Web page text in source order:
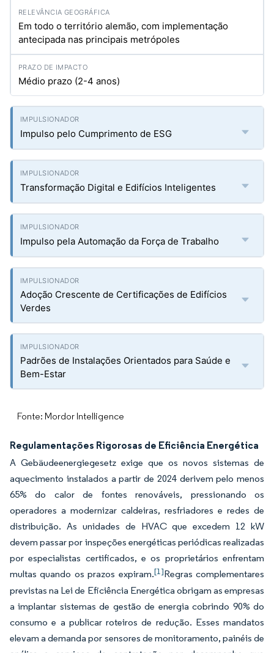
Em todo o território alemão, com implementação
antecipada nas principais metrópoles
Médio prazo (2-4 anos)
Impulso pelo Cumprimento de ESG
Transformação Digital e Edifícios Inteligentes
Impulso pela Automação da Força de Trabalho
Adoção Crescente de Certificações de Edifícios
Verdes
Padrões de Instalações Orientados para Saúde e
Bem-Estar
Fonte: Mordor Intelligence
Regulamentações Rigorosas de Eficiência Energética
A Gebäudeenergiegesetz exige que os novos sistemas de
aquecimento instalados a partir de 2024 derivem pelo menos
65% do calor de fontes renováveis, pressionando os
operadores a modernizar caldeiras, resfriadores e redes de
distribuição. As unidades de HVAC que excedem 12 kW
devem passar por inspeções energéticas periódicas realizadas
por especialistas certificados, e os proprietários enfrentam
multas quando os prazos expiram.[1]Regras complementares
previstas na Lei de Eficiência Energética obrigam as empresas
a implantar sistemas de gestão de energia cobrindo 90% do
consumo e a publicar roteiros de redução. Esses mandatos
elevam a demanda por sensores de monitoramento, painéis de